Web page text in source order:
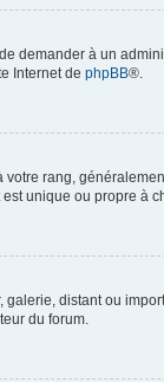
demander à un
Internet de phpBB®.
votre rang,
unique ou propre à
distant ou
du forum.